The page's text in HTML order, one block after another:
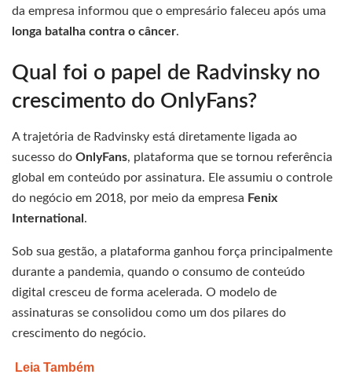
da empresa informou que o empresário faleceu após uma
longa batalha contra o câncer.
Qual foi o papel de Radvinsky no
crescimento do OnlyFans?
A trajetória de Radvinsky está diretamente ligada ao
sucesso do OnlyFans, plataforma que se tornou referência
global em conteúdo por assinatura. Ele assumiu o controle
do negócio em 2018, por meio da empresa Fenix
International .
Sob sua gestão, a plataforma ganhou força principalmente
durante a pandemia, quando o consumo de conteúdo
digital cresceu de forma acelerada. O modelo de
assinaturas se consolidou como um dos pilares do
crescimento do negócio.
Leia Também